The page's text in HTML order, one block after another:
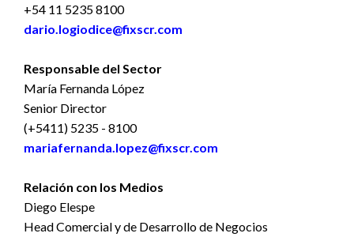
+54 11 5235 8100
dario.logiodice@fixscr.com
Responsable del Sector
María Fernanda López
Senior Director
(+5411) 5235 - 8100
mariafernanda.lopez@fixscr.com
Relación con los Medios
Diego Elespe
Head Comercial y de Desarrollo de Negocios